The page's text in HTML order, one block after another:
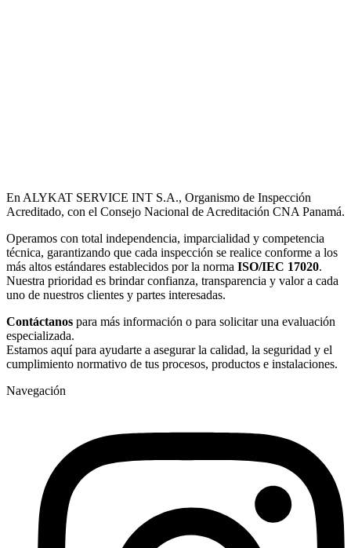
En ALYKAT SERVICE INT S.A., Organismo de Inspección
Acreditado, con el Consejo Nacional de Acreditación CNA Panamá.
Operamos con total independencia, imparcialidad y competencia
técnica, garantizando que cada inspección se realice conforme a los
más altos estándares establecidos por la norma ISO/IEC 17020.
Nuestra prioridad es brindar confianza, transparencia y valor a cada
uno de nuestros clientes y partes interesadas.
Contáctanos para más información o para solicitar una evaluación
especializada.
Estamos aquí para ayudarte a asegurar la calidad, la seguridad y el
cumplimiento normativo de tus procesos, productos e instalaciones.
Navegación